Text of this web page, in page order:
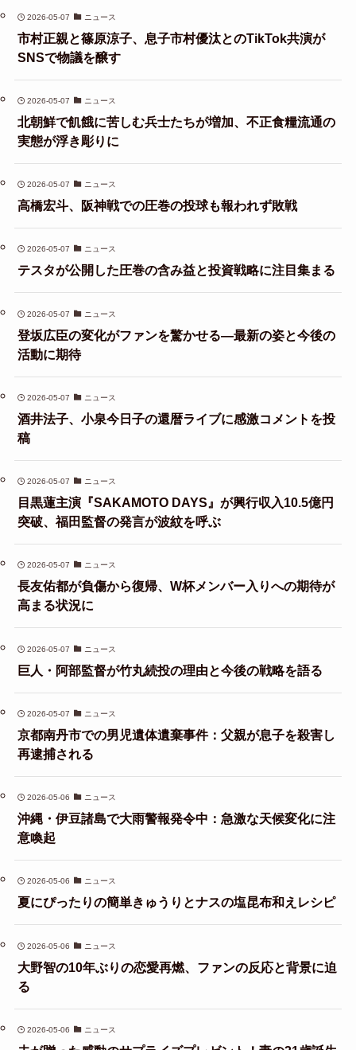
2026-05-07 ニュース
市村正親と篠原涼子、息子市村優汰とのTikTok共演が
SNSで物議を醸す
2026-05-07 ニュース
北朝鮮で飢餓に苦しむ兵士たちが増加、不正食糧流通の
実態が浮き彫りに
2026-05-07 ニュース
高橋宏斗、阪神戦での圧巻の投球も報われず敗戦
2026-05-07 ニュース
テスタが公開した圧巻の含み益と投資戦略に注目集まる
2026-05-07 ニュース
登坂広臣の変化がファンを驚かせる—最新の姿と今後の
活動に期待
2026-05-07 ニュース
酒井法子、小泉今日子の還暦ライブに感激コメントを投
稿
2026-05-07 ニュース
目黒蓮主演『SAKAMOTO DAYS』が興行収入10.5億円
突破、福田監督の発言が波紋を呼ぶ
2026-05-07 ニュース
長友佑都が負傷から復帰、W杯メンバー入りへの期待が
高まる状況に
2026-05-07 ニュース
巨人・阿部監督が竹丸続投の理由と今後の戦略を語る
2026-05-07 ニュース
京都南丹市での男児遺体遺棄事件：父親が息子を殺害し
再逮捕される
2026-05-06 ニュース
沖縄・伊豆諸島で大雨警報発令中：急激な天候変化に注
意喚起
2026-05-06 ニュース
夏にぴったりの簡単きゅうりとナスの塩昆布和えレシピ
2026-05-06 ニュース
大野智の10年ぶりの恋愛再燃、ファンの反応と背景に迫
る
2026-05-06 ニュース